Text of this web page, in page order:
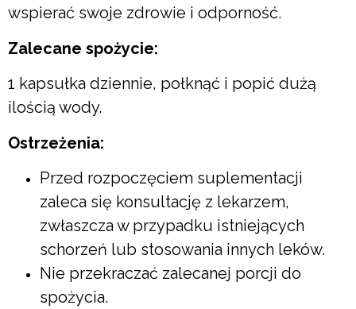
wspierać swoje zdrowie i odporność.
Zalecane spożycie:
1 kapsułka dziennie, połknąć i popić dużą
ilością wody.
Ostrzeżenia:
Przed rozpoczęciem suplementacji
zaleca się konsultację z lekarzem,
zwłaszcza w przypadku istniejących
schorzeń lub stosowania innych leków.
Nie przekraczać zalecanej porcji do
spożycia.